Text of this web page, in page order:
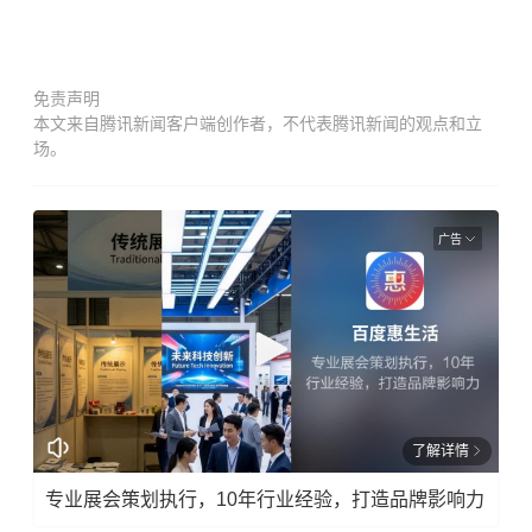
免责声明
本文来自腾讯新闻客户端创作者，不代表腾讯新闻的观点和立
场。
广告
了解详情
专业展会策划执行，10年行业经验，打造品牌影响力